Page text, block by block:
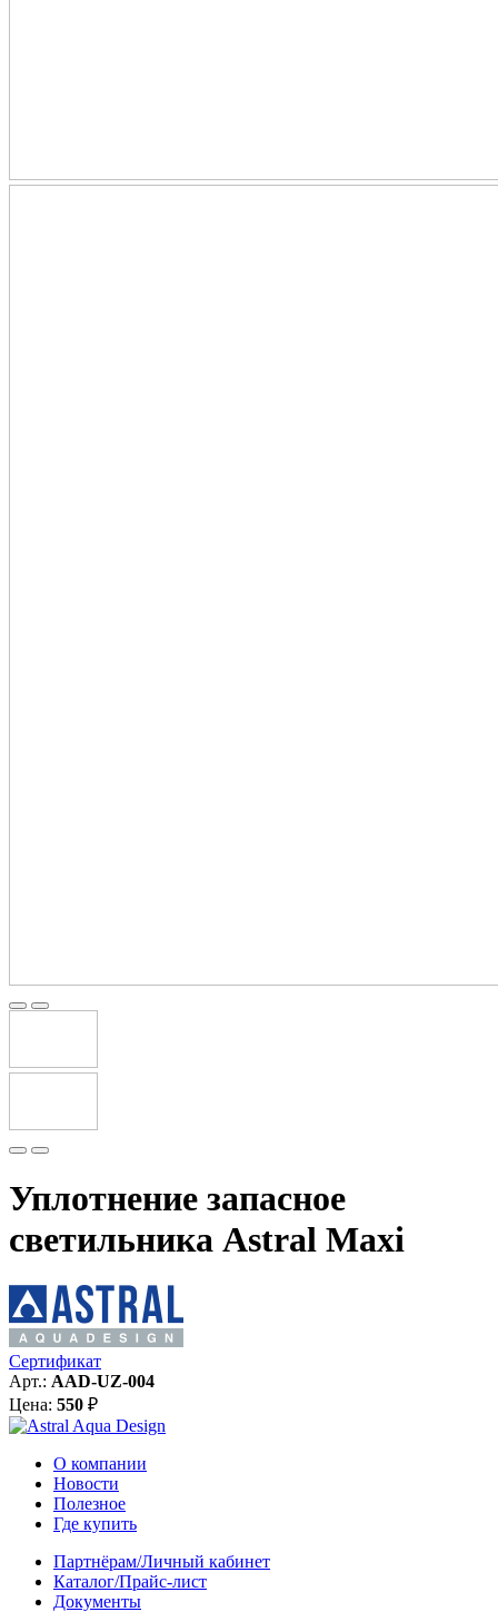
Уплотнение запасное
светильника Astral Maxi
Сертификат
Арт.: AAD-UZ-004
Цена: 550 ₽
О компании
Новости
Полезное
Где купить
Партнёрам/Личный кабинет
Каталог/Прайс-лист
Документы